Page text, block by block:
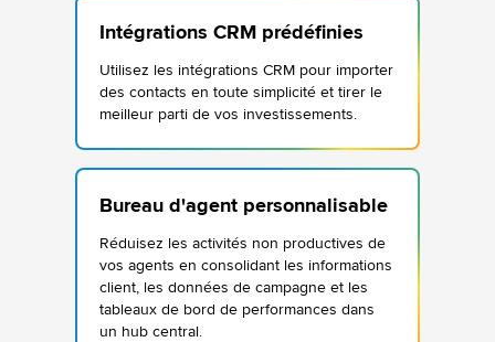
Intégrations CRM prédéfinies
Utilisez les intégrations CRM pour importer
des contacts en toute simplicité et tirer le
meilleur parti de vos investissements.
Bureau d'agent personnalisable
Réduisez les activités non productives de
vos agents en consolidant les informations
client, les données de campagne et les
tableaux de bord de performances dans
un hub central.